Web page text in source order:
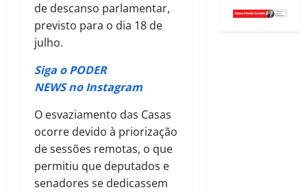
de descanso parlamentar,
previsto para o dia 18 de
julho.
Siga o PODER
NEWS no Instagram
O esvaziamento das Casas
ocorre devido à priorização
de sessões remotas, o que
permitiu que deputados e
senadores se dedicassem